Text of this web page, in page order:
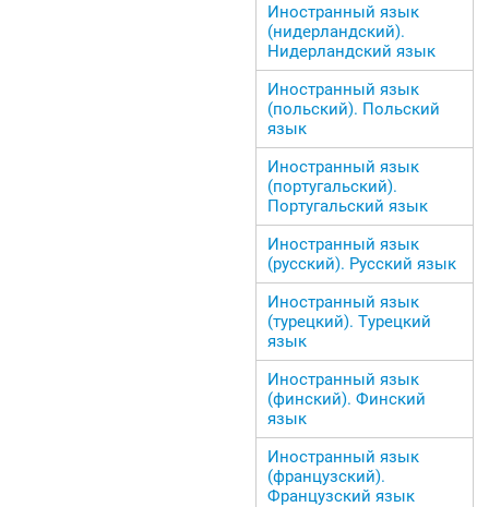
Иностранный язык
(нидерландский).
Нидерландский язык
Иностранный язык
(польский). Польский
язык
Иностранный язык
(португальский).
Португальский язык
Иностранный язык
(русский). Русский язык
Иностранный язык
(турецкий). Турецкий
язык
Иностранный язык
(финский). Финский
язык
Иностранный язык
(французский).
Французский язык